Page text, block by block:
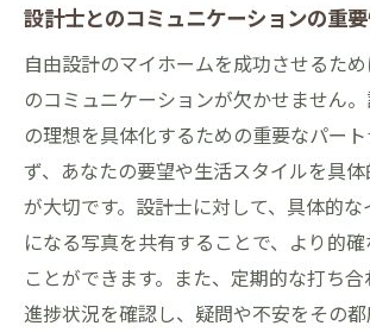
設計士とのコミュニケーションの重
自由設計のマイホームを成功させるた
のコミュニケーションが欠かせません
の理想を具体化するための重要なパート
ず、あなたの要望や生活スタイルを具
が大切です。設計士に対して、具体的
になる写真を共有することで、より的
ことができます。また、定期的な打ち合
進捗状況を確認し、疑問や不安をその